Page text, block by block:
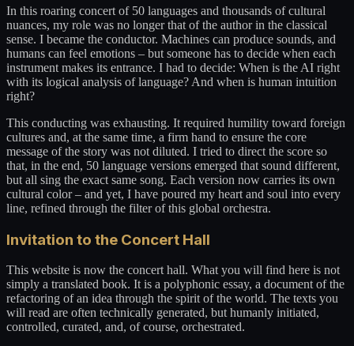
In this roaring concert of 50 languages and thousands of cultural
nuances, my role was no longer that of the author in the classical
sense. I became the conductor. Machines can produce sounds, and
humans can feel emotions – but someone has to decide when each
instrument makes its entrance. I had to decide: When is the AI right
with its logical analysis of language? And when is human intuition
right?
This conducting was exhausting. It required humility toward foreign
cultures and, at the same time, a firm hand to ensure the core
message of the story was not diluted. I tried to direct the score so
that, in the end, 50 language versions emerged that sound different,
but all sing the exact same song. Each version now carries its own
cultural color – and yet, I have poured my heart and soul into every
line, refined through the filter of this global orchestra.
Invitation to the Concert Hall
This website is now the concert hall. What you will find here is not
simply a translated book. It is a polyphonic essay, a document of the
refactoring of an idea through the spirit of the world. The texts you
will read are often technically generated, but humanly initiated,
controlled, curated, and, of course, orchestrated.